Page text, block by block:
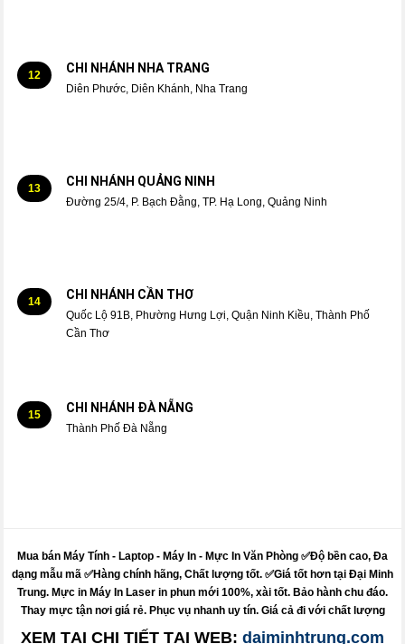
12 CHI NHÁNH NHA TRANG
Diên Phước, Diên Khánh, Nha Trang
13 CHI NHÁNH QUẢNG NINH
Đường 25/4, P. Bạch Đằng, TP. Hạ Long, Quảng Ninh
14 CHI NHÁNH CẦN THƠ
Quốc Lộ 91B, Phường Hưng Lợi, Quận Ninh Kiều, Thành Phố
Cần Thơ
15 CHI NHÁNH ĐÀ NẴNG
Thành Phố Đà Nẵng
Mua bán Máy Tính - Laptop - Máy In - Mực In Văn Phòng ✅Độ bền cao, Đa
dạng mẫu mã ✅Hàng chính hãng, Chất lượng tốt. ✅Giá tốt hơn tại Đại Minh
Trung. Mực in Máy In Laser in phun mới 100%, xài tốt. Bảo hành chu đáo.
Thay mựctận nơi giá rẻ. Phục vụ nhanh uy tín. Giá cả đi với chất lượng
XEM TẠI CHI TIẾT TẠI WEB: daiminhtrung.com